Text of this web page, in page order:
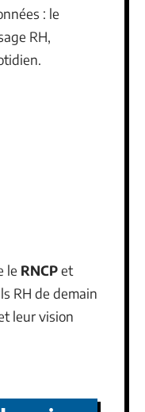
: le
RH,
le RNCPet
RH de demain
leur vision